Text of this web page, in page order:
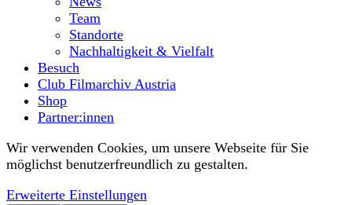
Team
Standorte
Nachhaltigkeit & Vielfalt
Besuch
Club Filmarchiv Austria
Shop
Partner:innen
Wir verwenden Cookies, um unsere Webseite für Sie
möglichst benutzerfreundlich zu gestalten.
Erweiterte Einstellungen